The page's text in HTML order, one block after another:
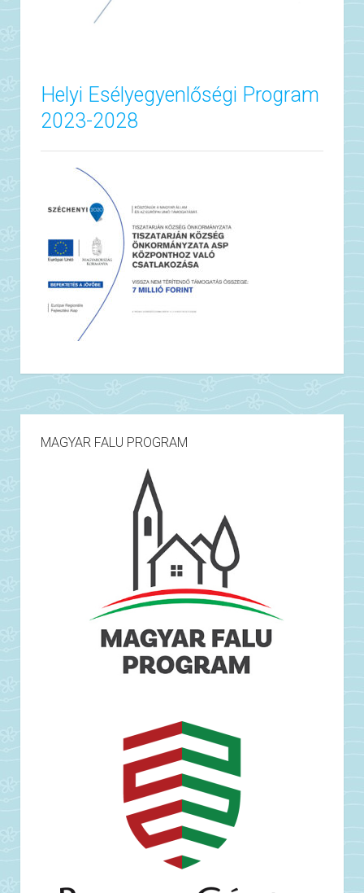
Helyi Esélyegyenlőségi Program
2023-2028
MAGYAR FALU PROGRAM